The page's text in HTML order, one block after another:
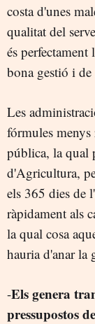
costa d'unes
qualitat del
és
bona gestió i
Les
fórmules
pública, la qual
d'Agricultura,
els 365 dies de
ràpidament als
la qual cosa
hauria d'anar la
-Els genera
pressupostos